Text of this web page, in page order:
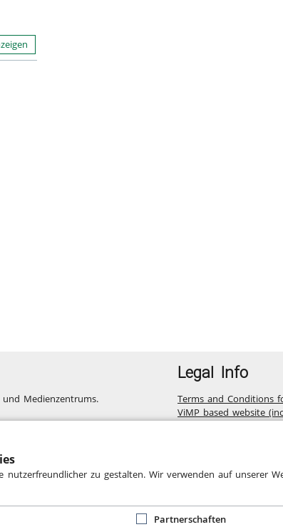
nutzerfreundlicher zu gestalten. Wir verwenden auf unserer
Partnerschaften
Medienzentrums.
Legal Info
Terms and Conditions
ViMP based website